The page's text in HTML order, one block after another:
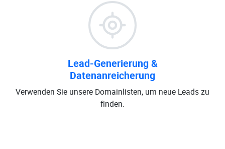
Lead-Generierung &
Datenanreicherung
Verwenden Sie unsere Domainlisten, um neue Leads zu
finden.